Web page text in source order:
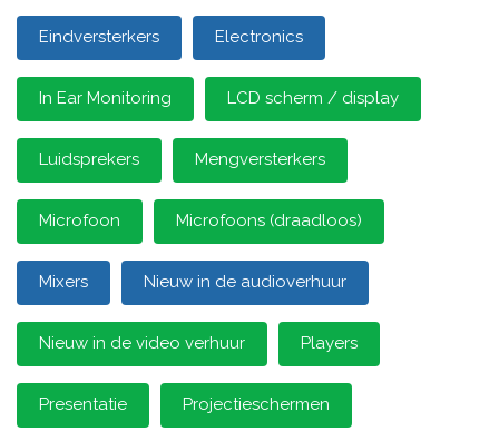
Eindversterkers Electronics
In Ear Monitoring LCD scherm / display
Luidsprekers Mengversterkers
Microfoon Microfoons (draadloos)
Mixers Nieuw in de audioverhuur
Nieuw in de video verhuur Players
Presentatie Projectieschermen